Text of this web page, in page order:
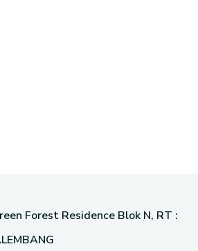
Forest Residence Blok N, RT :